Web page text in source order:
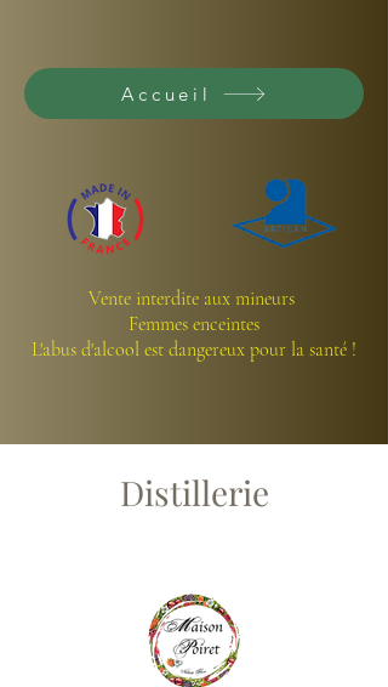
Accueil
Vente interdite aux mineurs
Femmes enceintes
L'abus d'alcool est dangereux pour la santé !
Distillerie